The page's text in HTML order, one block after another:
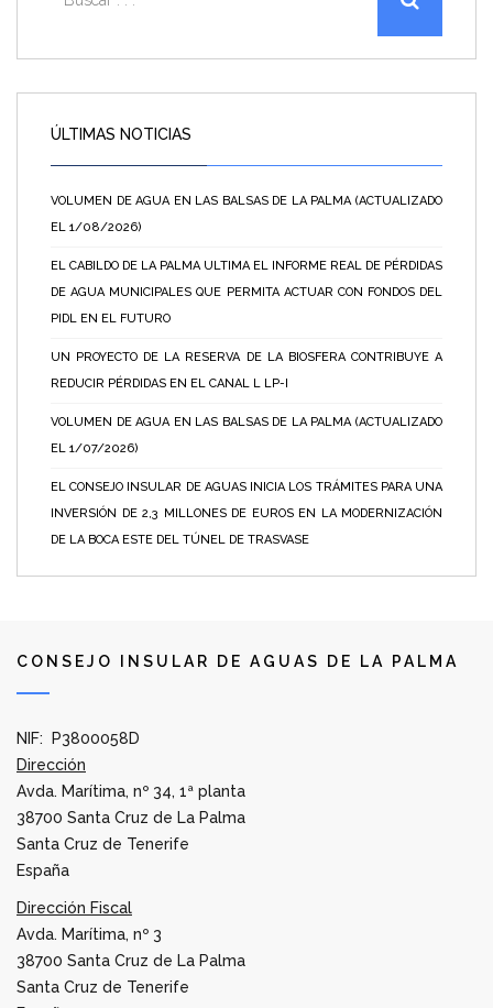
ÚLTIMAS NOTICIAS
VOLUMEN DE AGUA EN LAS BALSAS DE LA PALMA (ACTUALIZADO
EL 1/08/2026)
EL CABILDO DE LA PALMA ULTIMA EL INFORME REAL DE PÉRDIDAS
DE AGUA MUNICIPALES QUE PERMITA ACTUAR CON FONDOS DEL
PIDL EN EL FUTURO
UN PROYECTO DE LA RESERVA DE LA BIOSFERA CONTRIBUYE A
REDUCIR PÉRDIDAS EN EL CANAL L LP-I
VOLUMEN DE AGUA EN LAS BALSAS DE LA PALMA (ACTUALIZADO
EL 1/07/2026)
EL CONSEJO INSULAR DE AGUAS INICIA LOS TRÁMITES PARA UNA
INVERSIÓN DE 2,3 MILLONES DE EUROS EN LA MODERNIZACIÓN
DE LA BOCA ESTE DEL TÚNEL DE TRASVASE
CONSEJO INSULAR DE AGUAS DE LA PALMA
NIF: P3800058D
Dirección
Avda. Marítima, nº 34, 1ª planta
38700 Santa Cruz de La Palma
Santa Cruz de Tenerife
España
Dirección Fiscal
Avda. Marítima, nº 3
38700 Santa Cruz de La Palma
Santa Cruz de Tenerife